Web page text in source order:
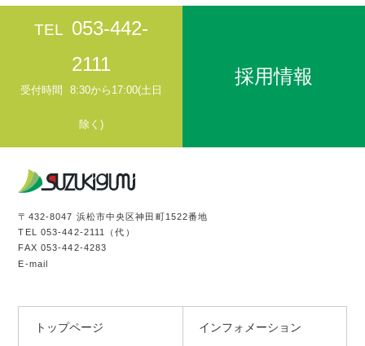
TEL 053-442-
2111
受付時間 8:30から17:00(土日
除く)
採用情報
〒432-8047 浜松市中央区神田町1522番地
TEL 053-442-2111
（代）
FAX 053-442-4283
E-mail
トップページ インフォメーション